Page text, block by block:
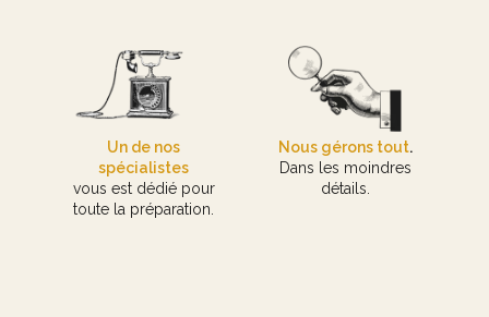
Un de nos
spécialistes
vous est dédié pour
toute la préparation.
Nous gérons tout.
Dans les moindres
détails.